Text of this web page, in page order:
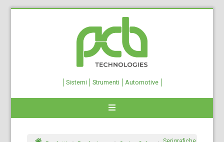
Sistemi Strumenti Automotive